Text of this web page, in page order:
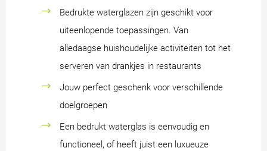
Bedrukte waterglazen zijn geschikt voor
uiteenlopende toepassingen. Van
alledaagse huishoudelijke activiteiten tot het
serveren van drankjes in restaurants
Jouw perfect geschenk voor verschillende
doelgroepen
Een bedrukt waterglas is eenvoudig en
functioneel, of heeft juist een luxueuze